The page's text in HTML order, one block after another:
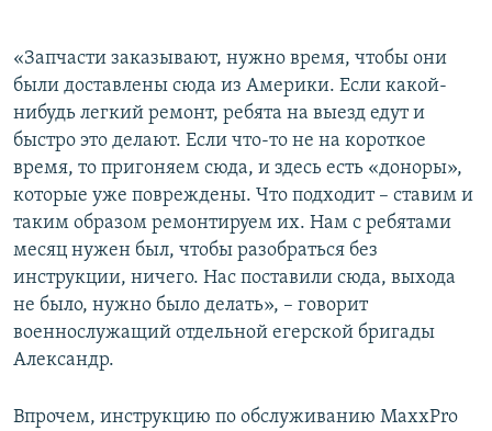
«Запчасти заказывают, нужно время, чтобы они
были доставлены сюда из Америки. Если какой-
нибудь легкий ремонт, ребята на выезд едут и
быстро это делают. Если что-то не на короткое
время, то пригоняем сюда, и здесь есть «доноры»,
которые уже повреждены. Что подходит – ставим и
таким образом ремонтируем их. Нам с ребятами
месяц нужен был, чтобы разобраться без
инструкции, ничего. Нас поставили сюда, выхода
не было, нужно было делать», – говорит
военнослужащий отдельной егерской бригады
Александр.
Впрочем, инструкцию по обслуживанию MaxxPro